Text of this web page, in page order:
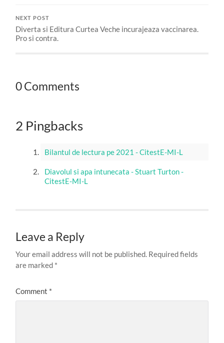
NEXT POST
Diverta si Editura Curtea Veche incurajeaza vaccinarea.
Pro si contra.
0 Comments
2 Pingbacks
Bilantul de lectura pe 2021 - CitestE-MI-L
Diavolul si apa intunecata - Stuart Turton -
CitestE-MI-L
Leave a Reply
Your email address will not be published. Required fields
are marked *
Comment *